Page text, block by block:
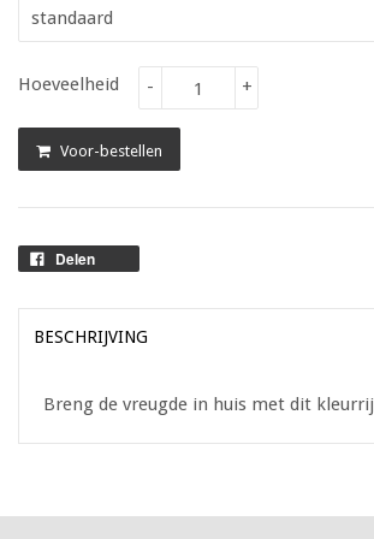
Hoeveelheid +
-
Voor-bestellen
Delen
BESCHRIJVING
Breng de vreugde in huis met dit